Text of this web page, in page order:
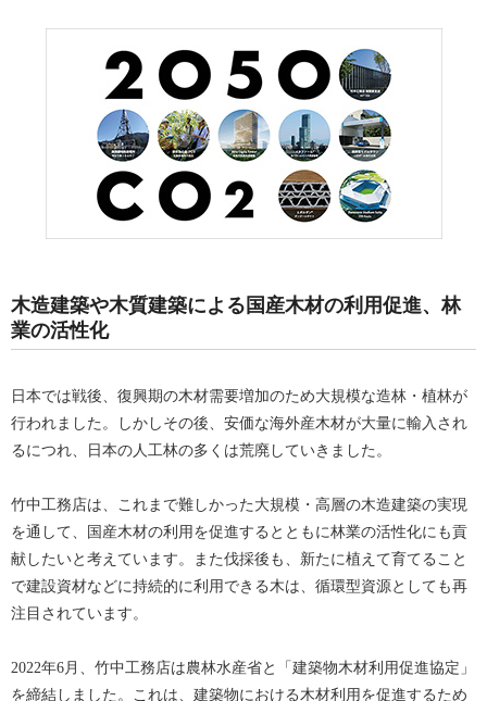
木造建築や木質建築による国産木材の利用促進、林
業の活性化
日本では戦後、復興期の木材需要増加のため大規模な造林・植林が
行われました。しかしその後、安価な海外産木材が大量に輸入され
るにつれ、日本の人工林の多くは荒廃していきました。
竹中工務店は、これまで難しかった大規模・高層の木造建築の実現
を通して、国産木材の利用を促進するとともに林業の活性化にも貢
献したいと考えています。また伐採後も、新たに植えて育てること
で建設資材などに持続的に利用できる木は、循環型資源としても再
注目されています。
2022年6月、竹中工務店は農林水産省と「建築物木材利用促進協定」
を締結しました。これは、建築物における木材利用を促進するため